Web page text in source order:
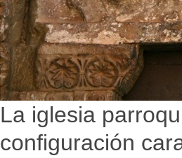
La iglesia
configuración